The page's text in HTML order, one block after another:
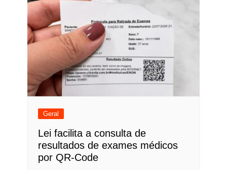
Geral
Lei facilita a consulta de
resultados de exames médicos
por QR-Code